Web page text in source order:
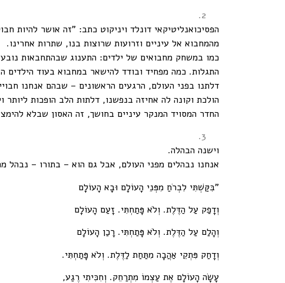
הפסיכואנליטיקאי דונלד ויניקוט כתב: "זה אושר
מהמחבוא אל עיניים וזרועות שרוצות בנו, שתרות אחרינו.
כמו במשחק מחבואים של ילדים: התענוג שבהתחבאות
התגלות. כמה מפחיד ובודד להישאר במחבוא בעוד
דלתנו בפני העולם, הרגעים הראשונים – שבהם אנחנו
הולכת וקונה לה אחיזה בנפשנו, דלתות הלב הופכות
החדר המסויד המנקר עיניים בחושך, זה האסון שבלא
וישנה הבהלה.
אנחנו נבהלים מפני העולם, אבל גם הוא – בתורו – נבהל
"בִּקַּשְׁתִּי לִבְרֹחַ מִפְּנֵי הָעוֹלָם וּבָא הָעוֹלָם
וְדָפַק עַל הַדֶּלֶת. וְלֹא פָּתַחְתִּי. זָעַם הָעוֹלָם
וְהָלַם עַל הַדֶּלֶת. וְלֹא פָּתַחְתִּי. רָכַן הָעוֹלָם
וְדָחַק פִּתְקֵי אַהֲבָה מִתַּחַת לַדֶּלֶת. וְלֹא פָּתַחְתִּי.
עָשָׂה הָעוֹלָם אֶת עַצְמוֹ מִתְרַחֵק. וְחִכִּיתִי רֶגַע,